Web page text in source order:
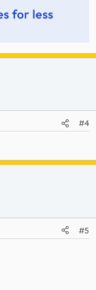
#4
#5